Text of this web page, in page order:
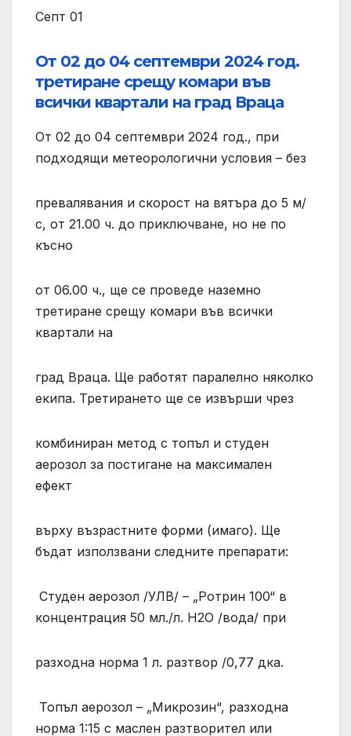
Септ 01
От 02 до 04 септември 2024 год.
третиране срещу комари във
всички квартали на град Враца
От 02 до 04 септември 2024 год., при
подходящи метеорологични условия – без
превалявания и скорост на вятъра до 5 м/
с, от 21.00 ч. до приключване, но не по
късно
от 06.00 ч., ще се проведе наземно
третиране срещу комари във всички
квартали на
град Враца. Ще работят паралелно няколко
екипа. Третирането ще се извърши чрез
комбиниран метод с топъл и студен
аерозол за постигане на максимален
ефект
върху възрастните форми (имаго). Ще
бъдат използвани следните препарати:
Студен аерозол /УЛВ/ – „Ротрин 100“ в
концентрация 50 мл./л. Н2О /вода/ при
разходна норма 1 л. разтвор /0,77 дка.
Топъл аерозол – „Микрозин“, разходна
норма 1:15 с маслен разтворител или